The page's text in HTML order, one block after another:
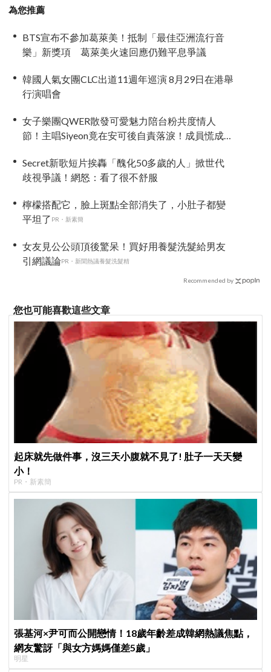
為您推薦
BTS宣布不參加葛萊美！抵制「最佳亞洲流行音
樂」新獎項 葛萊美火速回應仍難平息爭議
韓國人氣女團CLC出道11週年巡演 8月29日在港舉
行演唱會
女子樂團QWER散發可愛魅力陪台粉共度情人
節！主唱Siyeon竟在安可後自責落淚！成員慌成一
Secret新歌短片挨轟「醜化50多歲的人」掀世代
歧視爭議！網怒：看了很不舒服
檸檬搭配它，臉上斑點全部消失了，小肚子都變
平坦了 PR・新素簡
女友見公公頭頂後驚呆！買好用養髮洗髮給男友
引網議論PR・新聞熱議養髮洗髮精
Recommended by
您也可能喜歡這些文章
起床就先做件事，沒三天小腹就不見了! 肚子一天天變
小！
PR・新素簡
張基河×尹可而公開戀情！18歲年齡差成韓網熱議焦點，
網友驚訝「與女方媽媽僅差5歲」
明星